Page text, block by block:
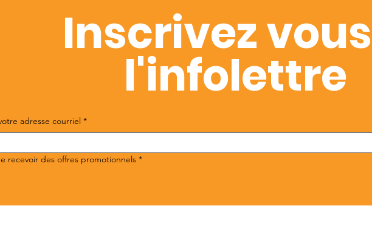
Inscrivez
l'infolettre
adresse courriel *
recevoir des offres promotionnels *